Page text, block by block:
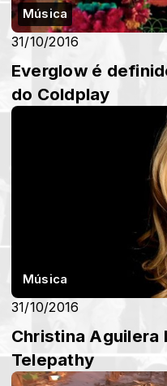
Música
31/10/2016
Everglow é
do Coldplay
Música
31/10/2016
Christina Aguilera
Telepathy